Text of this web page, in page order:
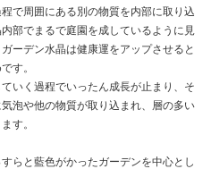
で周囲にある別の物質を内部に取り込
部でまるで庭園を成しているように見
ーデン水晶は健康運をアップさせると
す。
いく過程でいったん成長が止まり、そ
泡や他の物質が取り込まれ、層の多い
す。
らと藍色がかったガーデンを中心とし